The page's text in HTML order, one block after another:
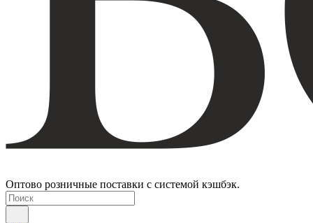
Оптово розничные поставки с системой кэшбэк.